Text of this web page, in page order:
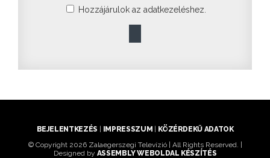
Hozzájárulok az adatkezeléshez.
BEJELENTKEZÉS | IMPRESSZUM | KÖZÉRDEKŰ ADATOK
© Copyright 2026 Zalaegerszegi Televízió | All Rights Reserved. |
Designed by ASSEMBLY WEBOLDAL KÉSZÍTÉS